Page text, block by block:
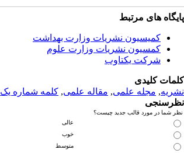
پایگاه های مرتبط
کمیسیون نشریات وزارت بهداشت
کمسیون نشریات وزارت علوم
شرکت یکتاوب
کلمات کلیدی
نشریه, مجله علمی, مقاله علمی, کلمه شماره یک
نظرسنجی
نظر شما در مورد قالب جدید چیست؟
عالی
خوب
متوسط